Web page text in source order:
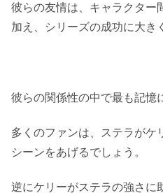
彼らの友情は、キャラクター
加え、シリーズの成功に大き
彼らの関係性の中で最も記憶
多くのファンは、ステラがケ
シーンをあげるでしょう。
逆にケリーがステラの強さに